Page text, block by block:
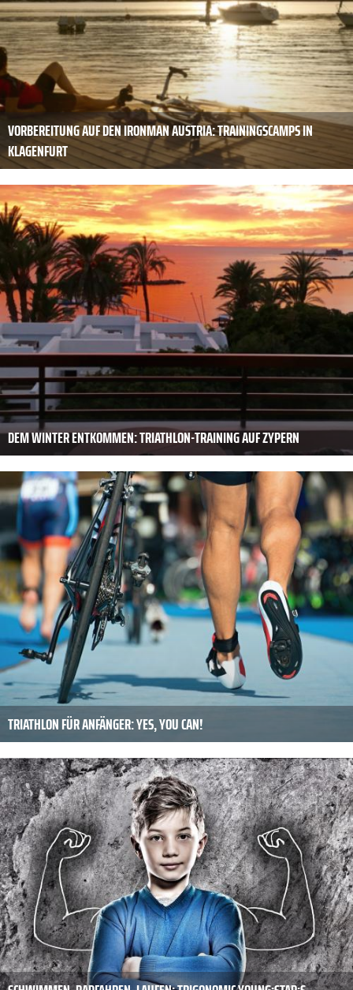
VORBEREITUNG AUF DEN IRONMAN AUSTRIA: TRAININGSCAMPS IN
KLAGENFURT
DEM WINTER ENTKOMMEN: TRIATHLON-TRAINING AUF ZYPERN
TRIATHLON FÜR ANFÄNGER: YES, YOU CAN!